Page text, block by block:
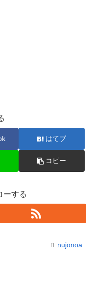
はてブ
コピー
ーする
nujonoa